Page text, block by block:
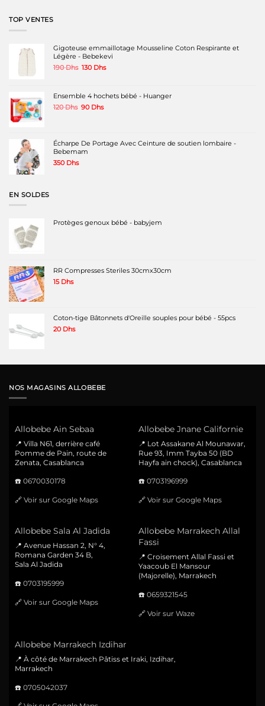
TOP VENTES
Gigoteuse emmaillotage Mousseline Coton Respirante et
Légère - Bebekevi
190Dhs Le
était :
190 Dhs.
130 DhsLe
est :
130 Dhs.
Ensemble 4 hochets bébé - Huanger
120Dhs Le
120 Dhs.
90 DhsLe
90 Dhs.
Écharpe De Portage Avec Ceinture de soutien lombaire -
Bebemam
350 Dhs
EN SOLDES
Protèges genoux bébé - babyjem
RR Compresses Steriles 30cmx30cm
15 Dhs
Coton-tige Bâtonnets d'Oreille souples pour bébé - 55pcs
20 Dhs
NOS MAGASINS ALLOBEBE
Allobebe Ain Sebaa
📍 Villa N61, derrière café
Pomme de Pain, route de
Zenata, Casablanca
☎️ 0670030178
🔗 Voir sur Google Maps
Allobebe Jnane Californie
📍 Lot Assakane Al Mounawar,
Rue 93, Imm Tayba 50 (BD
Hayfa ain chock), Casablanca
☎️ 0703196999
🔗 Voir sur Google Maps
Allobebe Sala Al Jadida
📍 Avenue Hassan 2, N° 4,
Romana Garden 34 B,
Sala Al Jadida
☎️ 0703195999
🔗 Voir sur Google Maps
Allobebe Marrakech Allal
Fassi
📍 Croisement Allal Fassi et
Yaacoub El Mansour
(Majorelle), Marrakech
☎️ 0659321545
🔗 Voir sur Waze
Allobebe Marrakech Izdihar
📍 À côté de Marrakech Pâtiss et Iraki, Izdihar,
Marrakech
☎️ 0705042037